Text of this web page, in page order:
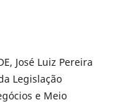
José Luiz Pereira
Legislação
e Meio